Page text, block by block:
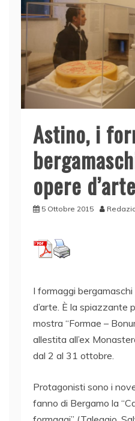
Astino, i
opere d’arte
5 Ottobre 2015
I formaggi
d’arte. È la
mostra “Formae –
allestita all’ex
dal 2 al 31 ottobre.
Protagonisti sono i
fanno di Bergamo la